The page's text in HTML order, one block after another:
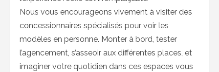
Nous vous encourageons vivement à visiter des
concessionnaires spécialisés pour voir les
modèles en personne. Monter à bord, tester
l’agencement, s’asseoir aux différentes places, et
imaginer votre quotidien dans ces espaces vous